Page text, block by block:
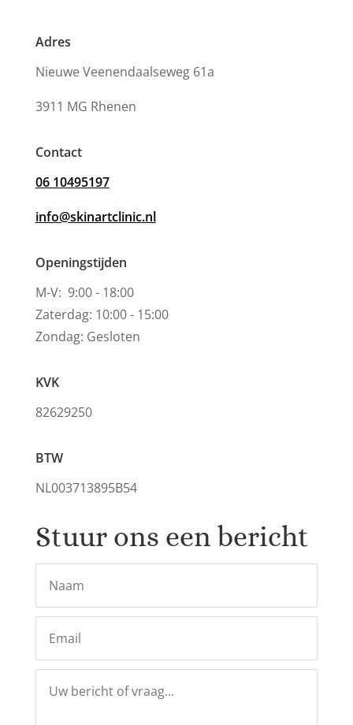
Adres
Nieuwe Veenendaalseweg 61a
3911 MG Rhenen
Contact
06 10495197
info@skinartclinic.nl
Openingstijden
M-V: 9:00 - 18:00
Zaterdag: 10:00 - 15:00
Zondag: Gesloten
KVK
82629250
BTW
NL003713895B54
Stuur ons een bericht